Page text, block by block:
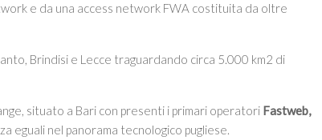
e da una access network FWA costituita da oltre
Brindisi e Lecce traguardando circa 5.000 km2 di
situato a Bari con presenti i primari operatori Fastweb,
eguali nel panorama tecnologico pugliese.